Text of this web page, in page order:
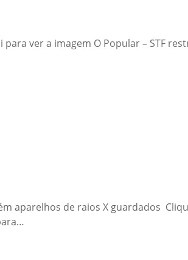
ver a imagem O Popular – STF
aparelhos de raios X guardados